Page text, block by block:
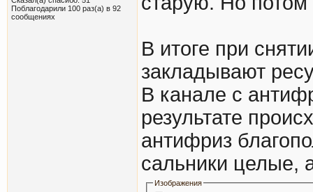
Поблагодарили 100 раз(а) в 92
сообщениях
В итоге при
закладывают
В канале с
результате
антифриз
сальники целые,
Изображения